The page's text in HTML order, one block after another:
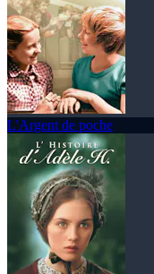
L'Argent de poche